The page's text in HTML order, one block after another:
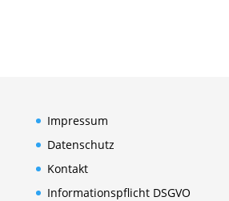
Impressum
Datenschutz
Kontakt
Informationspflicht DSGVO